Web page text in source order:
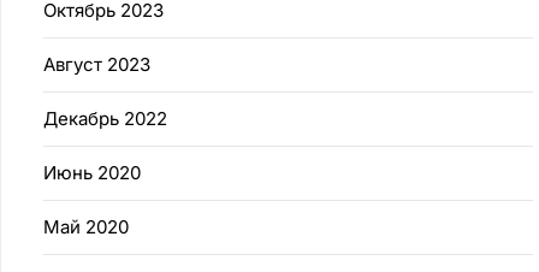
Октябрь 2023
Август 2023
Декабрь 2022
Июнь 2020
Май 2020